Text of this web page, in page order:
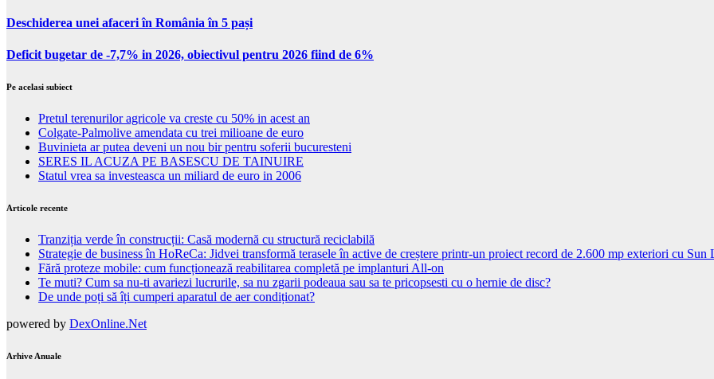
Deschiderea unei afaceri în România în 5 pași
Deficit bugetar de -7,7% in 2026, obiectivul pentru 2026 fiind de 6%
Pe acelasi subiect
Pretul terenurilor agricole va creste cu 50% in acest an
Colgate-Palmolive amendata cu trei milioane de euro
Buvinieta ar putea deveni un nou bir pentru soferii bucuresteni
SERES IL ACUZA PE BASESCU DE TAINUIRE
Statul vrea sa investeasca un miliard de euro in 2006
Articole recente
Tranziția verde în construcții: Casă modernă cu structură reciclabilă
Strategie de business în HoReCa: Jidvei transformă terasele în active de creștere printr-un proiect record de 2.600 mp exteriori cu Sun
Fără proteze mobile: cum funcționează reabilitarea completă pe implanturi All-on
Te muti? Cum sa nu-ti avariezi lucrurile, sa nu zgarii podeaua sau sa te pricopsesti cu o hernie de disc?
De unde poți să îți cumperi aparatul de aer condiționat?
powered by DexOnline.Net
Arhive Anuale